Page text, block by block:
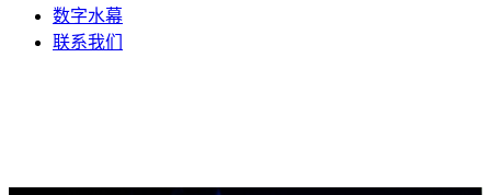
数字水幕
联系我们